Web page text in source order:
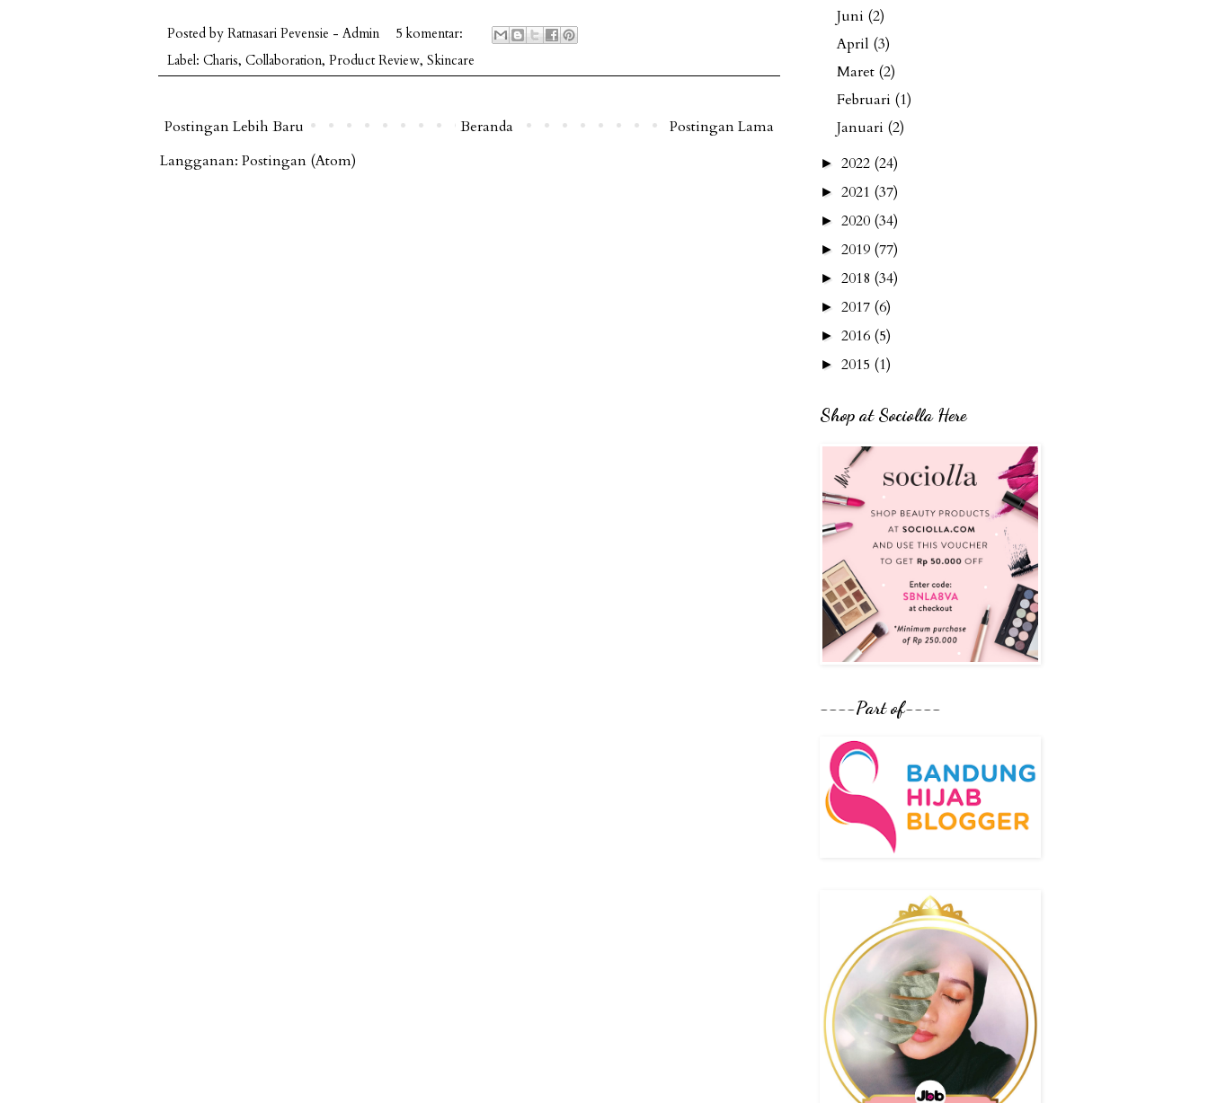
Posted by Ratnasari Pevensie - Admin
5 komentar:
Label: Charis, Collaboration, Product Review, Skincare
Postingan Lebih Baru Postingan Lama
Beranda
Langganan: Postingan (Atom)
Juni (2)
April (3)
Maret (2)
Februari (1)
Januari (2)
► 2022 (24)
► 2021 (37)
► 2020 (34)
► 2019 (77)
► 2018 (34)
► 2017 (6)
► 2016 (5)
► 2015 (1)
Shop at Sociolla Here
----Part of----